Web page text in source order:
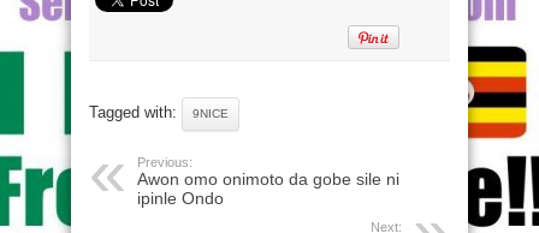
Tagged with: 9NICE
Previous:
Awon omo onimoto da gobe sile ni
ipinle Ondo
Next: